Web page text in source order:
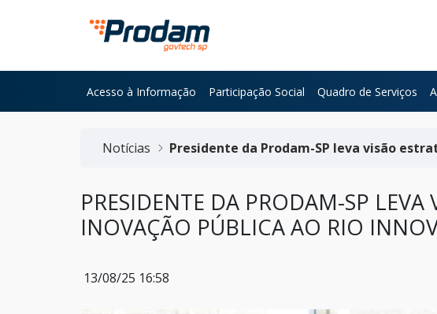
Pular para o Conteúdo principal
Acesso à Informação Participação Social Quadro de Serviços
Notícias
Presidente da Prodam-SP leva visão
PRESIDENTE DA PRODAM-SP LEVA
INOVAÇÃO PÚBLICA AO RIO
13/08/25 16:58